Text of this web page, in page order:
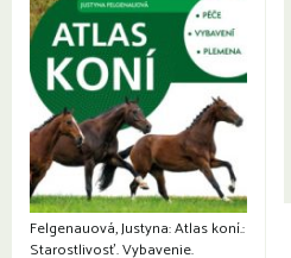
Felgenauová, Justyna: Atlas koní.:
Starostlivosť. Vybavenie.